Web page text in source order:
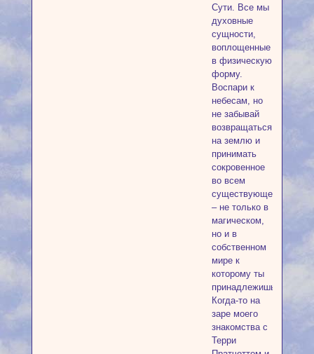
Сути. Все мы
духовные
сущности,
воплощенные
в физическую
форму.
Воспари к
небесам, но
не забывай
возвращаться
на землю и
принимать
сокровенное
во всем
существующем
– не только в
магическом,
но и в
собственном
мире к
которому ты
принадлежишь.
Когда-то на
заре моего
знакомства с
Терри